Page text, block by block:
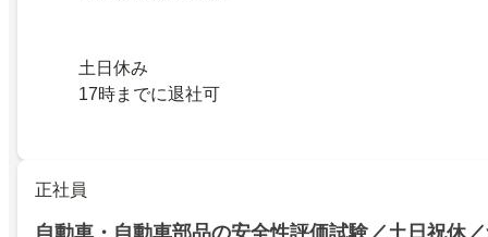
土日休み
17時までに退社可
正社員
自動車・自動車部品の安全性評価試験／土日祝休